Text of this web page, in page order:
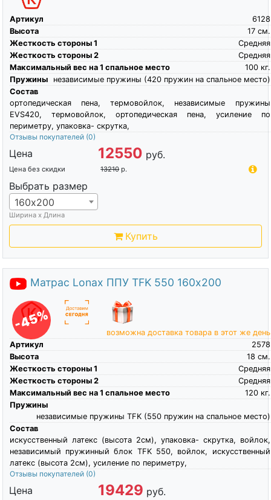
Артикул
6128
Высота
см.
17
Жесткость стороны 1
Средняя
Жесткость стороны 2
Средняя
Максимальный вес на 1 спальное место
кг.
100
Пружины
независимые пружины (420 пружин на спальное место)
Состав
ортопедическая пена, термовойлок, независимые пружины
EVS420, термовойлок, ортопедическая пена, усиление по
периметру, упаковка- скрутка,
Отзывы покупателей (0)
Цена 12550 руб.
Цена без скидки 13210 р.
Выбрать размер
160х200
Ширина х Длина
Купить
Матрас Lonax ППУ TFK 550 160х200
-45%
возможна доставка товара в этот же день
Артикул
2578
Высота
см.
18
Жесткость стороны 1
Средняя
Жесткость стороны 2
Средняя
Максимальный вес на 1 спальное место
кг.
120
Пружины
независимые пружины TFK (550 пружин на спальное место)
Состав
искусственный латекс (высота 2см), упаковка- скрутка, войлок,
независимый пружинный блок TFK 550, войлок, искусственный
латекс (высота 2см), усиление по периметру,
Отзывы покупателей (0)
Цена 19429 руб.